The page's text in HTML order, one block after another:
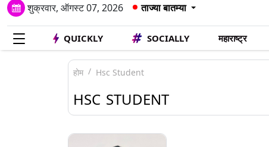
शुक्रवार, ऑगस्ट 07, 2026 ताज्या बातम्या
QUICKLY SOCIALLY महाराष्ट्र
होम Hsc Student
HSC STUDENT